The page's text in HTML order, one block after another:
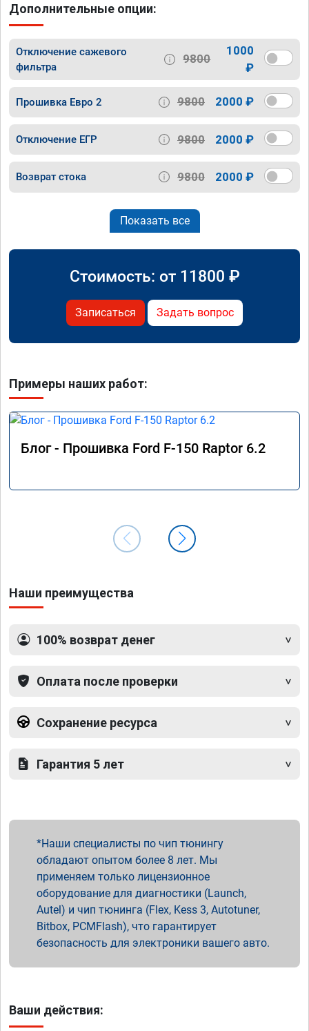
Дополнительные опции:
Отключение сажевого
фильтра
9800
1000
₽
Прошивка Евро 2 9800 2000 ₽
Отключение ЕГР 9800 2000 ₽
Возврат стока 9800 2000 ₽
Показать все
Стоимость: от 11800 ₽
Записаться Задать вопрос
Примеры наших работ:
Блог - Прошивка Ford F-150 Raptor 6.2
Наши преимущества
100% возврат денег
Оплата после проверки
Сохранение ресурса
Гарантия 5 лет
Наши специалисты по чип тюнингу
обладают опытом более 8 лет. Мы
применяем только лицензионное
оборудование для диагностики (Launch,
Autel) и чип тюнинга (Flex, Kess 3, Autotuner,
Bitbox, PCMFlash), что гарантирует
безопасность для электроники вашего авто.
Ваши действия: